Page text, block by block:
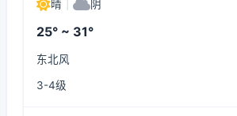
晴 阴
25° ~ 31°
东北风
3-4级